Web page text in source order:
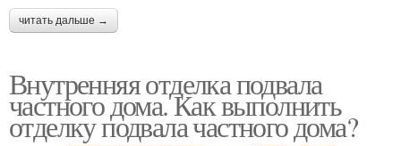
читать дальше →
Внутренняя отделка подвала
частного дома. Как выполнить
отделку подвала частного дома?